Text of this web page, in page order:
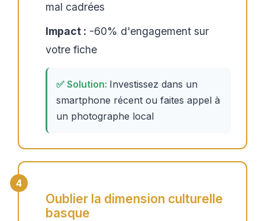
mal cadrées
Impact : -60% d'engagement sur
votre fiche
Investissez dans un
smartphone récent ou faites appel à
un photographe local
Oublier la dimension culturelle
basque